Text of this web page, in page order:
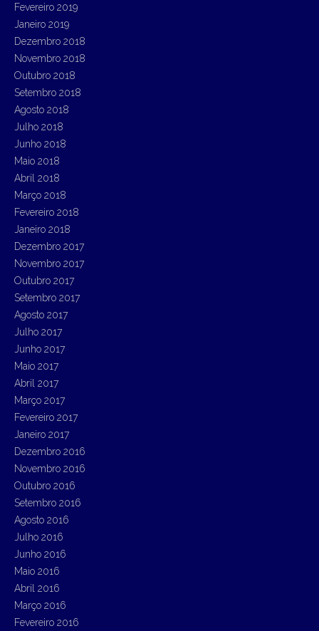
Fevereiro 2019
Janeiro 2019
Dezembro 2018
Novembro 2018
Outubro 2018
Setembro 2018
Agosto 2018
Julho 2018
Junho 2018
Maio 2018
Abril 2018
Março 2018
Fevereiro 2018
Janeiro 2018
Dezembro 2017
Novembro 2017
Outubro 2017
Setembro 2017
Agosto 2017
Julho 2017
Junho 2017
Maio 2017
Abril 2017
Março 2017
Fevereiro 2017
Janeiro 2017
Dezembro 2016
Novembro 2016
Outubro 2016
Setembro 2016
Agosto 2016
Julho 2016
Junho 2016
Maio 2016
Abril 2016
Março 2016
Fevereiro 2016